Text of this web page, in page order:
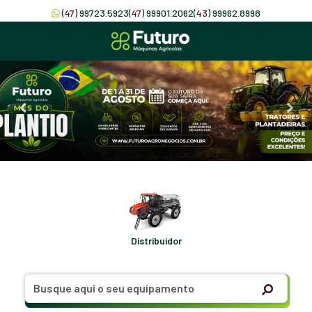
(47) 99723.5923(47) 99901.2062(43) 99962.8998
Distribuidor